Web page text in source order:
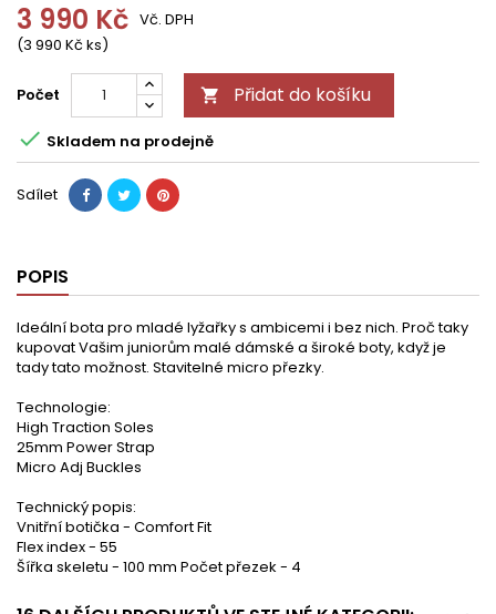
3 990 Kč
(3 990 Kč ks)
Vč. DPH
Počet  Přidat do košíku
 Skladem na prodejně
Sdílet
POPIS
Ideální bota pro mladé lyžařky s ambicemi i bez nich. Proč taky
kupovat Vašim juniorům malé dámské a široké boty, když je
tady tato možnost. Stavitelné micro přezky.
Technologie:
High Traction Soles
25mm Power Strap
Micro Adj Buckles
Technický popis:
Vnitřní botička - Comfort Fit
Flex index - 55
Šířka skeletu - 100 mm Počet přezek - 4